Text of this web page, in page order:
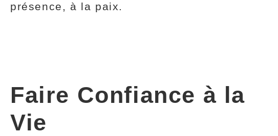
présence, à la paix.
Faire Confiance à la
Vie